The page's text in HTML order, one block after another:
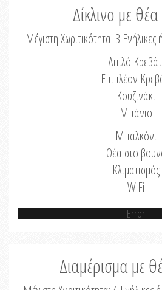
Δίκλινο με
Μέγιστη Χωριτικότητα: 3
Διπλό
Επιπλέον
Κουζινάκι
Μπάνιο
Μπαλκόνι
Θέα στο
Κλιματισμός
WiFi
Error
Διαμέρισμα με